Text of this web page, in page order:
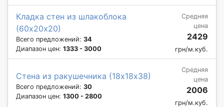
Кладка стен из шлакоблока
(60х20х20)
Всего предложений: 34
Диапазон цен: 1333 - 3000
Средняя
цена
2429
грн/м.куб.
Стена из ракушечника (18х18х38)
Всего предложений: 30
Диапазон цен: 1300 - 2800
Средняя
цена
2006
грн/м.куб.